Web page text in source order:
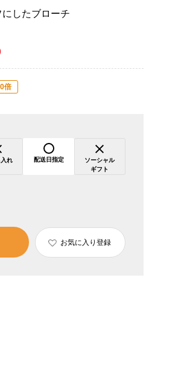
したブローチ
倍
れ 配送日指定
ソーシャル
ギフト
お気に入り登録